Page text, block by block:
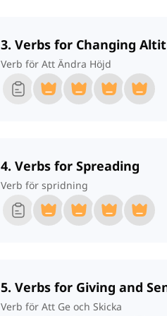
3. Verbs for Changing
Verb för Att Ändra Höjd
4. Verbs for Spreading
Verb för spridning
5. Verbs for Giving and
Verb för Att Ge och Skicka